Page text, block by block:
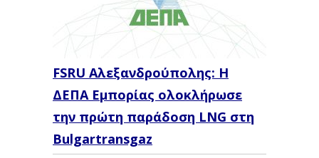
FSRU Αλεξανδρούπολης: Η
ΔΕΠΑ Εμπορίας ολοκλήρωσε
την πρώτη παράδοση LNG στη
Bulgartransgaz